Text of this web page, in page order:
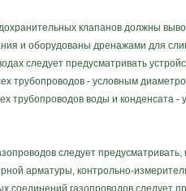
клапанов должны
и оборудованы дренажами для
следует предусматривать
трубопроводов - условным
трубопроводов воды и конденсата
следует
арматуры, контрольно-
соединений газопроводов следует